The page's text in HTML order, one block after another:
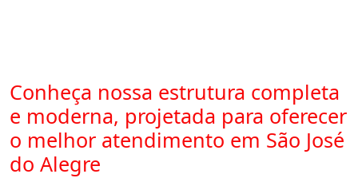
Conheça nossa estrutura completa
e moderna, projetada para oferecer
o melhor atendimento em São José
do Alegre